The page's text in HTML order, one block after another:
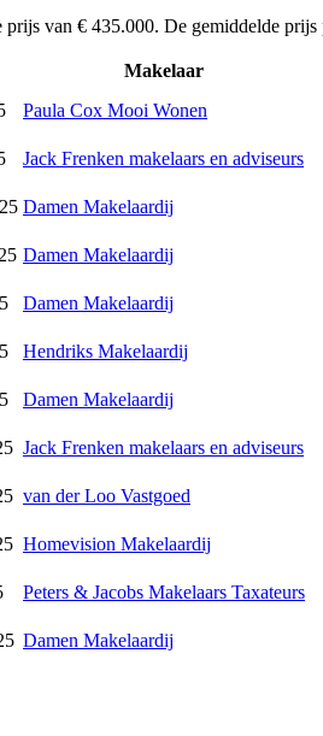
van € 435.000. De gemiddelde prijs
Makelaar
Paula Cox Mooi Wonen
Jack Frenken makelaars en adviseurs
Damen Makelaardij
Damen Makelaardij
Damen Makelaardij
Hendriks Makelaardij
Damen Makelaardij
Jack Frenken makelaars en adviseurs
van der Loo Vastgoed
Homevision Makelaardij
Peters & Jacobs Makelaars Taxateurs
Damen Makelaardij